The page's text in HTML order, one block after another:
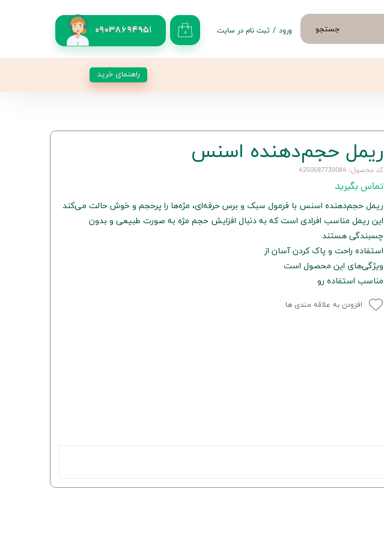
09038694951 جستجو ۰ ورود / ثبت نام در سایت
راهنمای خرید
ریمل حجم‌دهنده اسنس
کد محصول: 4250587739084
تماس بگیرید
ریمل حجم‌دهنده اسنس با فرمول سبک و برس حرفه‌ای، مژه‌ها را پرحجم و خوش حالت می‌کند
این ریمل مناسب افرادی است که به دنبال افزایش حجم مژه به صورت طبیعی و بدون
چسبندگی هستند
استفاده راحت و پاک کردن آسان از
ویژگی‌های این محصول است
مناسب استفاده رو
افزودن به علاقه مندی ها